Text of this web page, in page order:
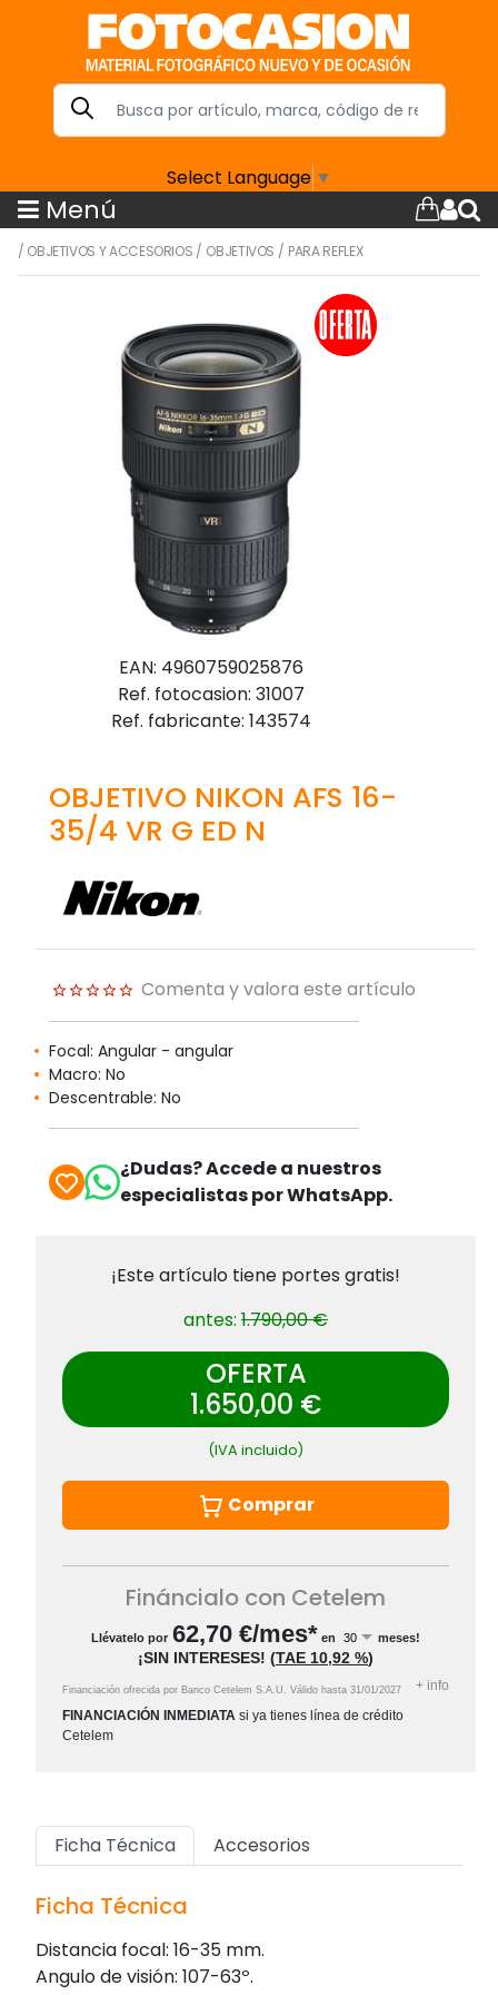
Select Language ▼
Menú
/ OBJETIVOS Y ACCESORIOS / OBJETIVOS / PARA REFLEX
EAN: 4960759025876
Ref. fotocasion: 31007
Ref. fabricante: 143574
OBJETIVO NIKON AFS 16-
35/4 VR G ED N
Comenta y valora este artículo
Focal: Angular - angular
Macro: No
Descentrable: No
¿Dudas? Accede a nuestros
especialistas por WhatsApp.
¡Este artículo tiene portes gratis!
antes: 1.790,00 €
OFERTA
1.650,00 €
(IVA incluido)
Comprar
Fináncialo con Cetelem
Llévatelo por 62,70 €/mes* en meses!
¡SIN INTERESES! (TAE 10,92 %)
Financiación ofrecida por Banco Cetelem S.A.U. Válido hasta 31/01/2027 + info
FINANCIACIÓN INMEDIATA si ya tienes línea de crédito
Cetelem
Ficha Técnica Accesorios
Ficha Técnica
Distancia focal: 16-35 mm.
Angulo de visión: 107-63º.